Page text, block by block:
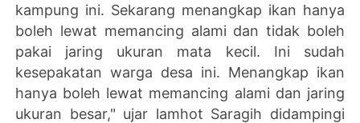
kampung ini. Sekarang menangkap ikan hanya
boleh lewat memancing alami dan tidak boleh
pakai jaring ukuran mata kecil. Ini sudah
kesepakatan warga desa ini. Menangkap ikan
hanya boleh lewat memancing alami dan jaring
ukuran besar," ujar lamhot Saragih didampingi